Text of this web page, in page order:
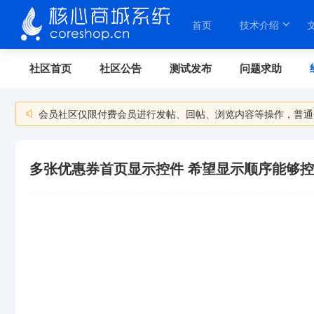
首页 技术介绍
社区首页 社区公告 测试发布 问题求助
会员社区仅限付费会员进行发帖、回帖、浏览内容等操作，普
多张优惠券首页显示控件 希望显示顺序能够